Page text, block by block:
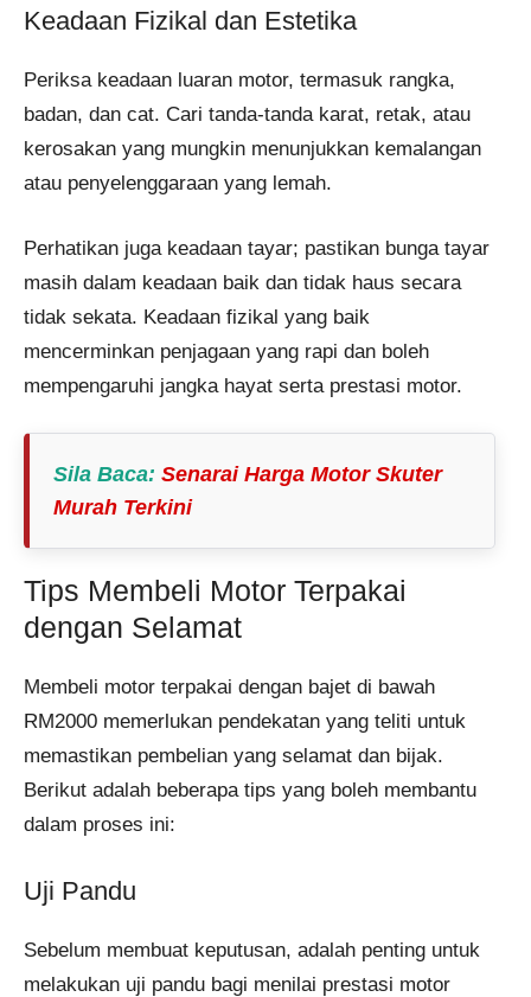
Keadaan Fizikal dan Estetika
Periksa keadaan luaran motor, termasuk rangka,
badan, dan cat. Cari tanda-tanda karat, retak, atau
kerosakan yang mungkin menunjukkan kemalangan
atau penyelenggaraan yang lemah.
Perhatikan juga keadaan tayar; pastikan bunga tayar
masih dalam keadaan baik dan tidak haus secara
tidak sekata. Keadaan fizikal yang baik
mencerminkan penjagaan yang rapi dan boleh
mempengaruhi jangka hayat serta prestasi motor.
Sila Baca: Senarai Harga Motor Skuter
Murah Terkini
Tips Membeli Motor Terpakai
dengan Selamat
Membeli motor terpakai dengan bajet di bawah
RM2000 memerlukan pendekatan yang teliti untuk
memastikan pembelian yang selamat dan bijak.
Berikut adalah beberapa tips yang boleh membantu
dalam proses ini:
Uji Pandu
Sebelum membuat keputusan, adalah penting untuk
melakukan uji pandu bagi menilai prestasi motor